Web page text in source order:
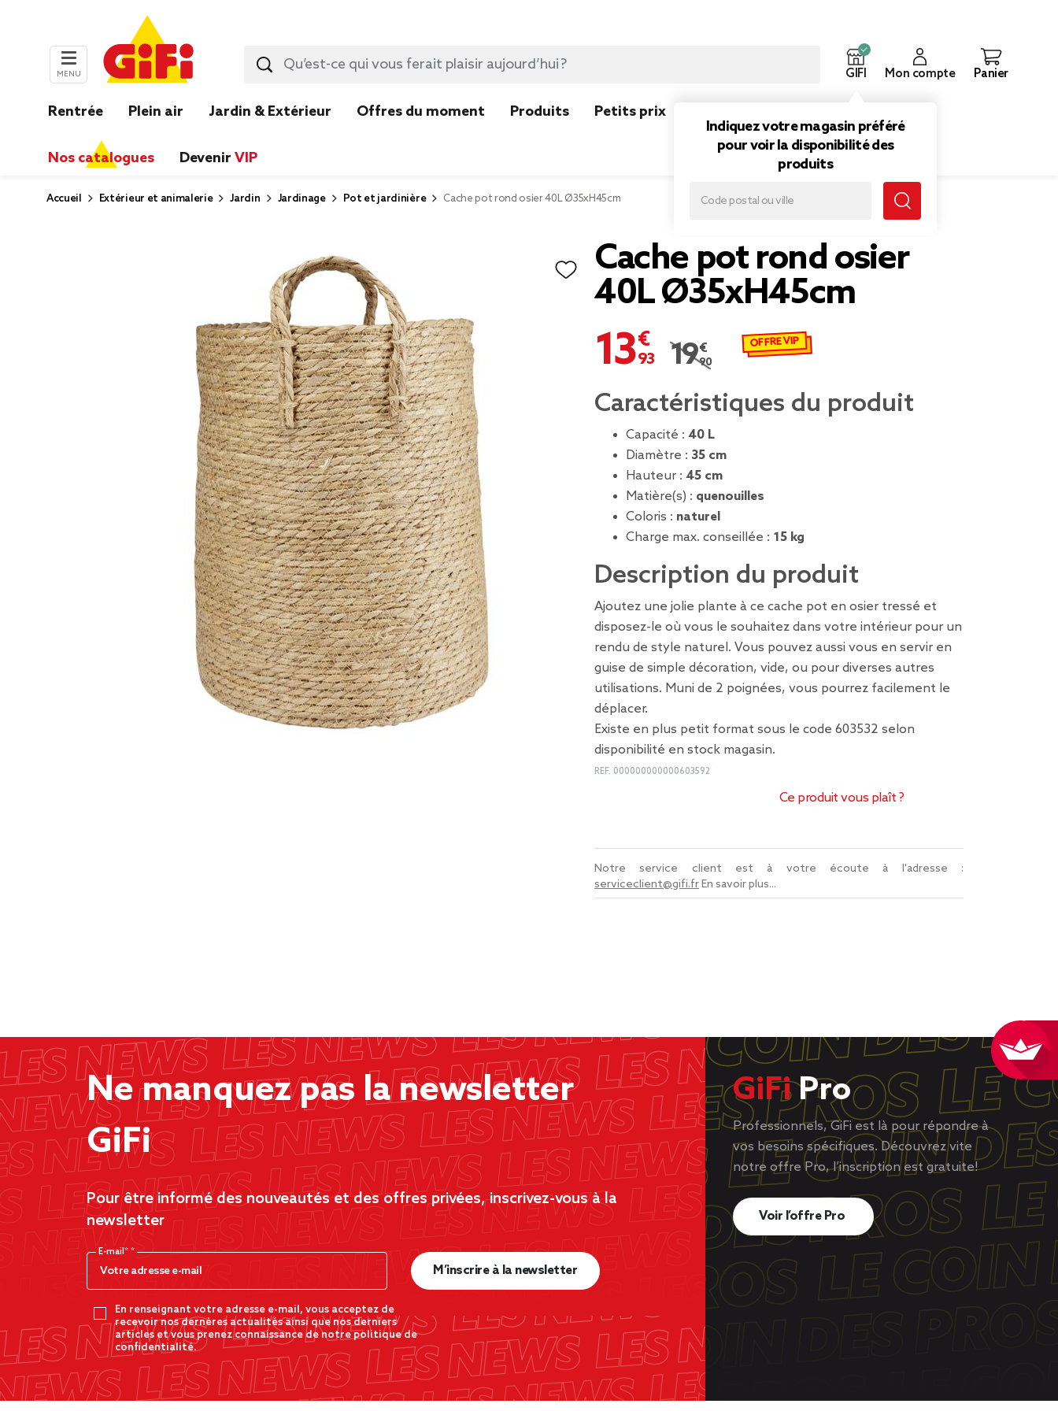
MENU GIFI
Indiquez votre magasin préféré
pour voir la disponibilité des
produits
Mon compte Panier
Rentrée Plein air Jardin & Extérieur Offres du moment Produits Petits prix
Nos catalogues Devenir VIP
Accueil Extérieur et animalerie Jardin Jardinage Pot et jardinière Cache pot rond osier 40L Ø35xH45cm
Cache pot rond osier
40L Ø35xH45cm
13,93 €
Prix remisé de 19,90 € à 13,93 €
19,90 €
OFFRE VIP
Caractéristiques du produit
Capacité : 40 L
Diamètre : 35 cm
Hauteur : 45 cm
Matière(s) : quenouilles
Coloris : naturel
Charge max. conseillée : 15 kg
Description du produit
Ajoutez une jolie plante à ce cache pot en osier tressé et
disposez-le où vous le souhaitez dans votre intérieur pour un
rendu de style naturel. Vous pouvez aussi vous en servir en
guise de simple décoration, vide, ou pour diverses autres
utilisations. Muni de 2 poignées, vous pourrez facilement le
déplacer.
Existe en plus petit format sous le code 603532 selon
disponibilité en stock magasin.
REF. 000000000000603592
Ce produit vous plaît ?
Notre service client est à votre écoute à l'adresse :
serviceclient@gifi.frEn savoir plus...
Ne manquez pas la newsletter
GiFi
Pour être informé des nouveautés et des offres privées, inscrivez-vous à la
newsletter
E-mail*
En renseignant votre adresse e-mail, vous acceptez de
recevoir nos dernères actualités ainsi que nos derniers
articles et vous prenez connaissance de notre politique de
confidentialité.
M’inscrire à la newsletter
GiFiPro
Professionnels, GiFi est là pour répondre à
vos besoins spécifiques. Découvrez vite
notre offre Pro, l’inscription est gratuite!
Voir l’offre Pro